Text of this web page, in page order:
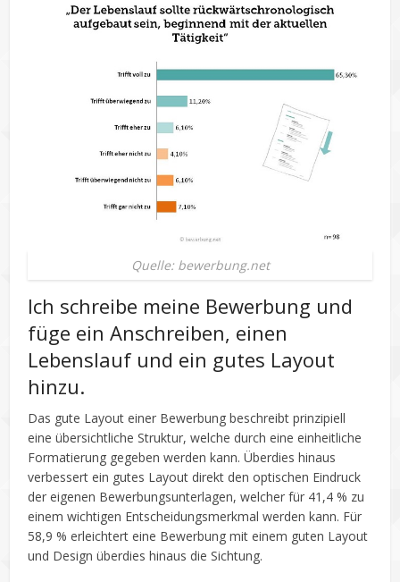
Quelle: bewerbung.net
Ich schreibe meine Bewerbung und
füge ein Anschreiben, einen
Lebenslauf und ein gutes Layout
hinzu.
Das gute Layout einer Bewerbung beschreibt prinzipiell
eine übersichtliche Struktur, welche durch eine einheitliche
Formatierung gegeben werden kann. Überdies hinaus
verbessert ein gutes Layout direkt den optischen Eindruck
der eigenen Bewerbungsunterlagen, welcher für 41,4 % zu
einem wichtigen Entscheidungsmerkmal werden kann. Für
58,9 % erleichtert eine Bewerbung mit einem guten Layout
und Design überdies hinaus die Sichtung.